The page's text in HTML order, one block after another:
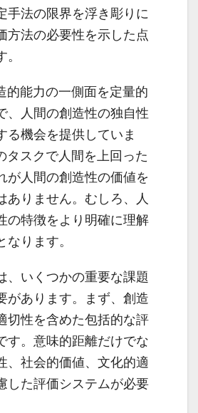
手法の限界を浮き彫りに
方法の必要性を示した点
的能力の一側面を定量的
、人間の創造性の独自性
る機会を提供していま
タスクで人間を上回った
が人間の創造性の価値を
ありません。むしろ、人
の特徴をより明確に理解
なります。
、いくつかの重要な課題
があります。まず、創造
切性を含めた包括的な評
す。意味的距離だけでな
、社会的価値、文化的適
した評価システムが必要